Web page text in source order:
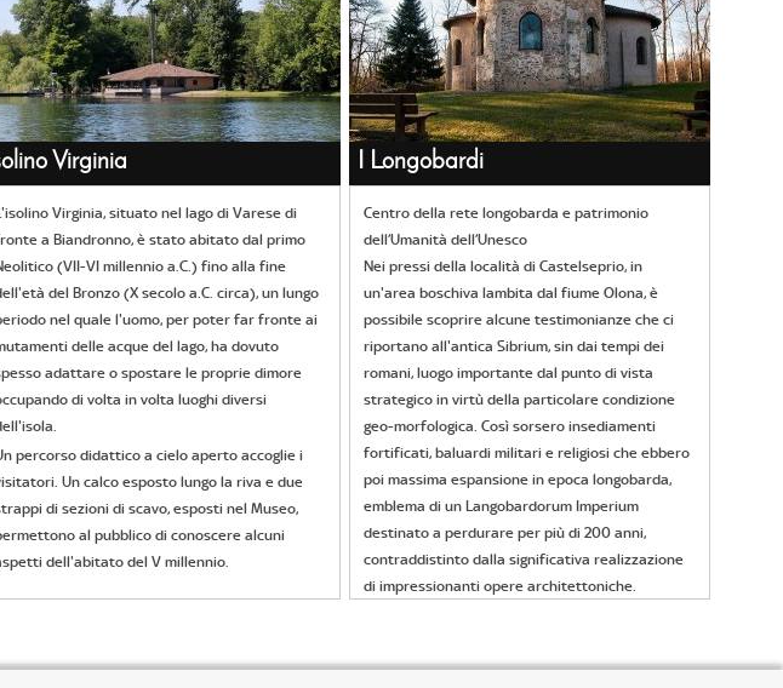
I Longobardi
Virginia
Virginia, situato nel lago di Varese di
a Biandronno, è stato abitato dal primo
(VII-VI millennio a.C.) fino alla fine
del Bronzo (X secolo a.C. circa), un lungo
nel quale l'uomo, per poter far fronte ai
delle acque del lago, ha dovuto
adattare o spostare le proprie dimore
di volta in volta luoghi diversi
percorso didattico a cielo aperto accoglie i
Un calco esposto lungo la riva e due
di sezioni di scavo, esposti nel Museo,
al pubblico di conoscere alcuni
dell'abitato del V millennio.
Centro della rete longobarda e patrimonio
dell’Umanità dell’Unesco
Nei pressi della località di Castelseprio, in
un'area boschiva lambita dal fiume Olona, è
possibile scoprire alcune testimonianze che ci
riportano all'antica Sibrium, sin dai tempi dei
romani, luogo importante dal punto di vista
strategico in virtù della particolare condizione
geo-morfologica. Così sorsero insediamenti
fortificati, baluardi militari e religiosi che ebbero
poi massima espansione in epoca longobarda,
emblema di un Langobardorum Imperium
destinato a perdurare per più di 200 anni,
contraddistinto dalla significativa realizzazione
di impressionanti opere architettoniche.